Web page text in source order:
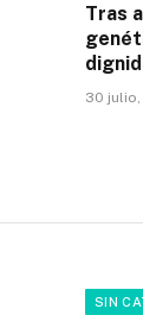
Tras
30 julio,
SIN